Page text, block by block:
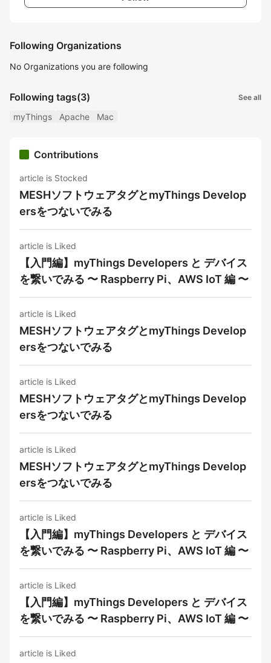
Following Organizations
No Organizations you are following
Following tags(3) See all
myThings Apache Mac
Contributions
article is Stocked
MESHソフトウェアタグとmyThings Develop
ersをつないでみる
article is Liked
【入門編】myThings Developers と デバイス
を繋いでみる 〜 Raspberry Pi、AWS IoT 編 〜
article is Liked
MESHソフトウェアタグとmyThings Develop
ersをつないでみる
article is Liked
MESHソフトウェアタグとmyThings Develop
ersをつないでみる
article is Liked
MESHソフトウェアタグとmyThings Develop
ersをつないでみる
article is Liked
【入門編】myThings Developers と デバイス
を繋いでみる 〜 Raspberry Pi、AWS IoT 編 〜
article is Liked
【入門編】myThings Developers と デバイス
を繋いでみる 〜 Raspberry Pi、AWS IoT 編 〜
article is Liked